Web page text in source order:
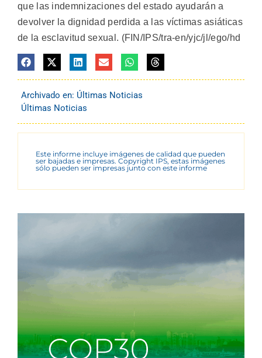
que las indemnizaciones del estado ayudarán a
devolver la dignidad perdida a las víctimas asiáticas
de la esclavitud sexual. (FIN/IPS/tra-en/yjc/jl/ego/hd
Archivado en: Últimas Noticias
Últimas Noticias
Este informe incluye imágenes de calidad que pueden
ser bajadas e impresas. Copyright IPS, estas imágenes
sólo pueden ser impresas junto con este informe